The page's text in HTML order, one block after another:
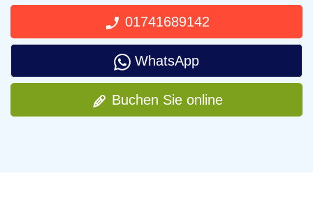
01741689142
WhatsApp
Buchen Sie online